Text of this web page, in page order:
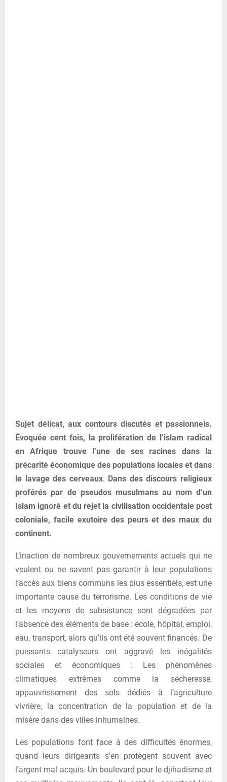
Sujet délicat, aux contours discutés et passionnels.
Évoquée cent fois, la prolifération de l’islam radical
en Afrique trouve l’une de ses racines dans la
précarité économique des populations locales et dans
le lavage des cerveaux. Dans des discours religieux
proférés par de pseudos musulmans au nom d’un
Islam ignoré et du rejet la civilisation occidentale post
coloniale, facile exutoire des peurs et des maux du
continent.
L’inaction de nombreux gouvernements actuels qui ne
veulent ou ne savent pas garantir à leur populations
l’accès aux biens communs les plus essentiels, est une
importante cause du terrorisme. Les conditions de vie
et les moyens de subsistance sont dégradées par
l’absence des éléments de base : école, hôpital, emploi,
eau, transport, alors qu’ils ont été souvent financés. De
puissants catalyseurs ont aggravé les inégalités
sociales et économiques : Les phénomènes
climatiques extrêmes comme la sécheresse,
appauvrissement des sols dédiés à l’agriculture
vivrière, la concentration de la population et de la
misère dans des villes inhumaines.
Les populations font face à des difficultés énormes,
quand leurs dirigeants s’en protègent souvent avec
l’argent mal acquis. Un boulevard pour le djihadisme et